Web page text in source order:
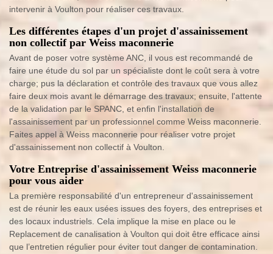
intervenir à Voulton pour réaliser ces travaux.
Les différentes étapes d'un projet d'assainissement
non collectif par Weiss maconnerie
Avant de poser votre système ANC, il vous est recommandé de
faire une étude du sol par un spécialiste dont le coût sera à votre
charge; pus la déclaration et contrôle des travaux que vous allez
faire deux mois avant le démarrage des travaux; ensuite, l'attente
de la validation par le SPANC, et enfin l'installation de
l'assainissement par un professionnel comme Weiss maconnerie.
Faites appel à Weiss maconnerie pour réaliser votre projet
d'assainissement non collectif à Voulton.
Votre Entreprise d'assainissement Weiss maconnerie
pour vous aider
La première responsabilité d'un entrepreneur d'assainissement
est de réunir les eaux usées issues des foyers, des entreprises et
des locaux industriels. Cela implique la mise en place ou le
Replacement de canalisation à Voulton qui doit être efficace ainsi
que l’entretien régulier pour éviter tout danger de contamination.